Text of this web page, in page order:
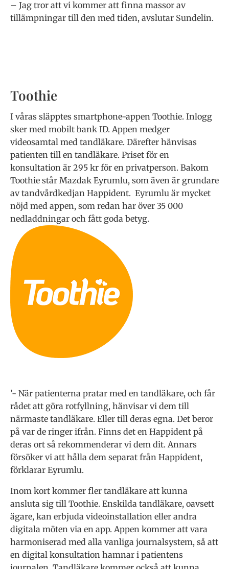
– Jag tror att vi kommer att finna massor av
tillämpningar till den med tiden, avslutar Sundelin.
Toothie
I våras släpptes smartphone-appen Toothie. Inlogg
sker med mobilt bank ID. Appen medger
videosamtal med tandläkare. Därefter hänvisas
patienten till en tandläkare. Priset för en
konsultation är 295 kr för en privatperson. Bakom
Toothie står Mazdak Eyrumlu, som även är grundare
av tandvårdkedjan Happident. Eyrumlu är mycket
nöjd med appen, som redan har över 35 000
nedladdningar och fått goda betyg.
’- När patienterna pratar med en tandläkare, och får
rådet att göra rotfyllning, hänvisar vi dem till
närmaste tandläkare. Eller till deras egna. Det beror
på var de ringer ifrån. Finns det en Happident på
deras ort så rekommenderar vi dem dit. Annars
försöker vi att hålla dem separat från Happident,
förklarar Eyrumlu.
Inom kort kommer fler tandläkare att kunna
ansluta sig till Toothie. Enskilda tandläkare, oavsett
ägare, kan erbjuda videoinstallation eller andra
digitala möten via en app. Appen kommer att vara
harmoniserad med alla vanliga journalsystem, så att
en digital konsultation hamnar i patientens